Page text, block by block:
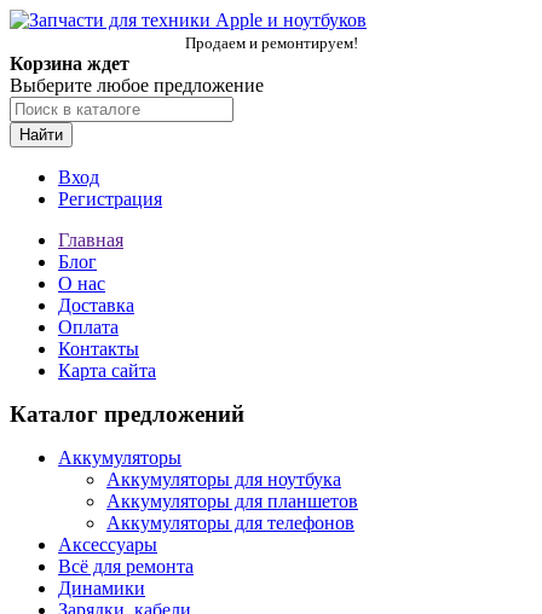
Продаем и ремонтируем!
Корзина ждет
Выберите любое предложение
Найти
Вход
Регистрация
Главная
Блог
О нас
Доставка
Оплата
Контакты
Карта сайта
Каталог предложений
Аккумуляторы
Аккумуляторы для ноутбука
Аккумуляторы для планшетов
Аккумуляторы для телефонов
Аксессуары
Всё для ремонта
Динамики
Зарядки, кабели